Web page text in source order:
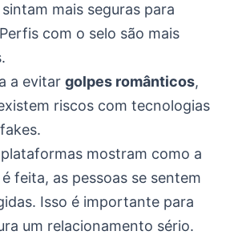
mais seguras para
com o selo são mais
a evitar golpes românticos,
riscos com tecnologias
mostram como a
feita, as pessoas se sentem
Isso é importante para
um relacionamento sério.